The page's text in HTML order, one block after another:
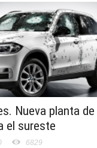
Nueva planta de
el sureste
6829